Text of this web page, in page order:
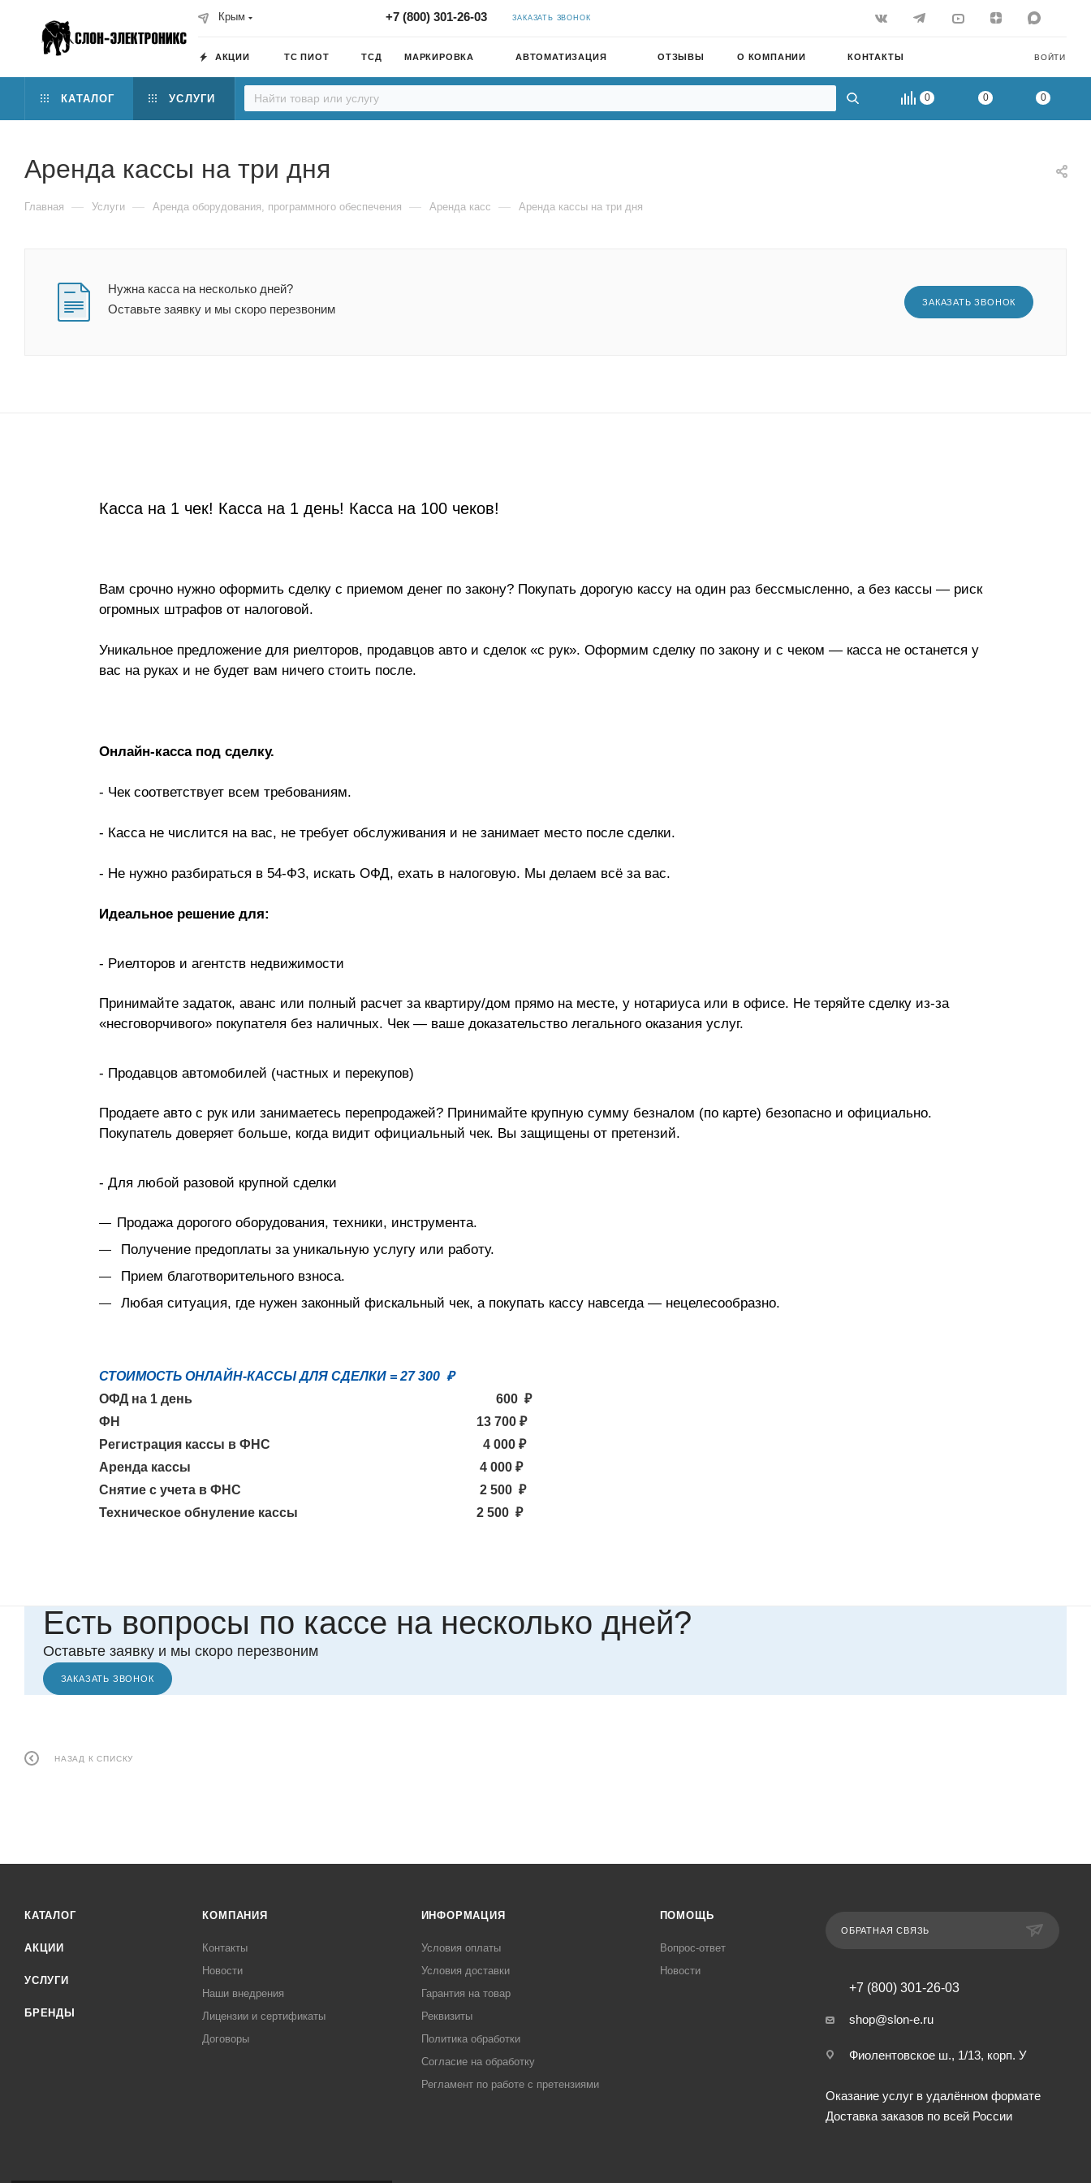
Крым +7 (800) 301-26-03 ЗАКАЗАТЬ ЗВОНОК
ВОЙТИ
АКЦИИ ТС ПИОТ ТСД МАРКИРОВКА АВТОМАТИЗАЦИЯ ОТЗЫВЫ О КОМПАНИИ КОНТАКТЫ
0 0 0
КАТАЛОГ УСЛУГИ
Аренда кассы на три дня
Главная — Услуги — Аренда оборудования, программного обеспечения — Аренда касс — Аренда кассы на три дня
Нужна касса на несколько дней?
Оставьте заявку и мы скоро перезвоним
ЗАКАЗАТЬ ЗВОНОК
Касса на 1 чек! Касса на 1 день! Касса на 100 чеков!
Вам срочно нужно оформить сделку с приемом денег по закону? Покупать дорогую кассу на один раз бессмысленно, а без кассы — риск
огромных штрафов от налоговой.
Уникальное предложение для риелторов, продавцов авто и сделок «с рук». Оформим сделку по закону и с чеком — касса не останется у
вас на руках и не будет вам ничего стоить после.
Онлайн-касса под сделку.
- Чек соответствует всем требованиям.
- Касса не числится на вас, не требует обслуживания и не занимает место после сделки.
- Не нужно разбираться в 54-ФЗ, искать ОФД, ехать в налоговую. Мы делаем всё за вас.
Идеальное решение для:
- Риелторов и агентств недвижимости
Принимайте задаток, аванс или полный расчет за квартиру/дом прямо на месте, у нотариуса или в офисе. Не теряйте сделку из-за
«несговорчивого» покупателя без наличных. Чек — ваше доказательство легального оказания услуг.
- Продавцов автомобилей (частных и перекупов)
Продаете авто с рук или занимаетесь перепродажей? Принимайте крупную сумму безналом (по карте) безопасно и официально.
Покупатель доверяет больше, когда видит официальный чек. Вы защищены от претензий.
- Для любой разовой крупной сделки
Продажа дорогого оборудования, техники, инструмента.
Получение предоплаты за уникальную услугу или работу.
Прием благотворительного взноса.
Любая ситуация, где нужен законный фискальный чек, а покупать кассу навсегда — нецелесообразно.
СТОИМОСТЬ ОНЛАЙН-КАССЫ ДЛЯ СДЕЛКИ = 27 300 ₽
ОФД на 1 день
600 ₽
ФН
13 700 ₽
Регистрация кассы в ФНС
4 000 ₽
Аренда кассы
4 000 ₽
Снятие с учета в ФНС
2 500 ₽
Техническое обнуление кассы
2 500 ₽
Есть вопросы по кассе на несколько дней?
Оставьте заявку и мы скоро перезвоним
ЗАКАЗАТЬ ЗВОНОК
НАЗАД К СПИСКУ
КАТАЛОГ
АКЦИИ
УСЛУГИ
БРЕНДЫ
КОМПАНИЯ
Контакты
Новости
Наши внедрения
Лицензии и сертификаты
Договоры
ИНФОРМАЦИЯ
Условия оплаты
Условия доставки
Гарантия на товар
Реквизиты
Политика обработки
Согласие на обработку
Регламент по работе с претензиями
ПОМОЩЬ
Вопрос-ответ
Новости
ОБРАТНАЯ СВЯЗЬ
+7 (800) 301-26-03
shop@slon-e.ru
Фиолентовское ш., 1/13, корп. У
Оказание услуг в удалённом формате
Доставка заказов по всей России